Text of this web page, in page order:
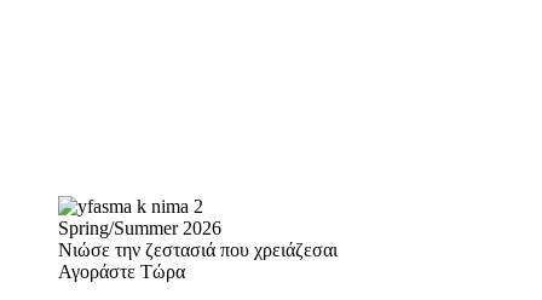
Spring/Summer 2026
Νιώσε την ζεστασιά που χρειάζεσαι
Αγοράστε Τώρα